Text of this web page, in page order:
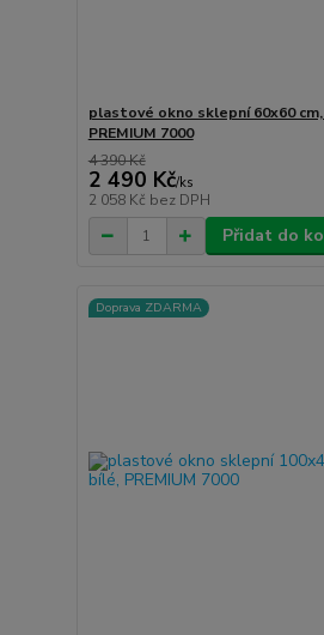
plastové okno sklepní 60x60
PREMIUM 7000
4 390 Kč
2 490 Kč/ks
2 058 Kč bez DPH
Přidat do
Doprava ZDARMA